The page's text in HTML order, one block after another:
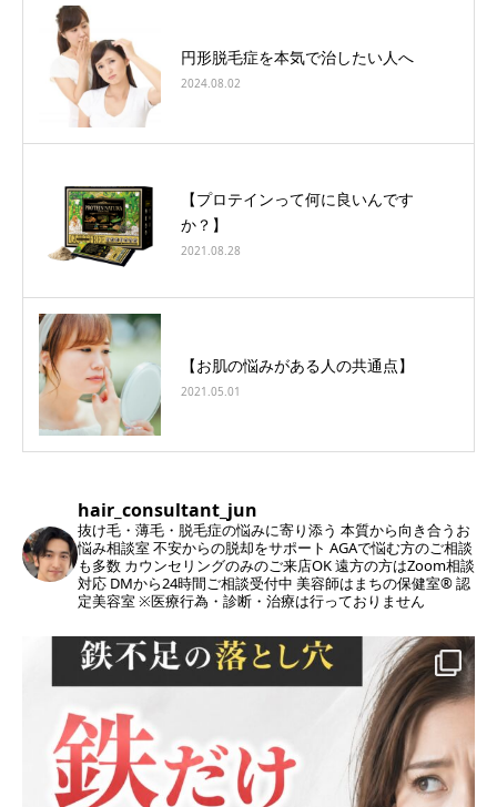
円形脱毛症を本気で治したい人へ
2024.08.02
【プロテインって何に良いんです
か？】
2021.08.28
【お肌の悩みがある人の共通点】
2021.05.01
hair_consultant_jun
抜け毛・薄毛・脱毛症の悩みに寄り添う 本質から向き合うお
悩み相談室不安からの脱却をサポート AGAで悩む方のご相談
も多数 カウンセリングのみのご来店OK遠方の方はZoom相談
対応 DMから24時間ご相談受付中 美容師はまちの保健室®︎ 認
定美容室※医療行為・診断・治療は行っておりません